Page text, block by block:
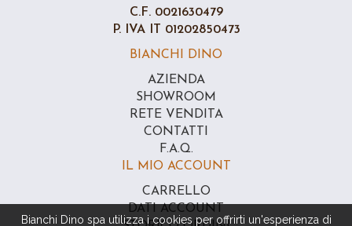
Bianchi Dino spa utilizza i cookies per offrirti un'esperienza di
C.F. 0021630479
P. IVA IT 01202850473
BIANCHI DINO
AZIENDA
SHOWROOM
RETE VENDITA
CONTATTI
F.A.Q.
IL MIO ACCOUNT
CARRELLO
DATI ACCOUNT